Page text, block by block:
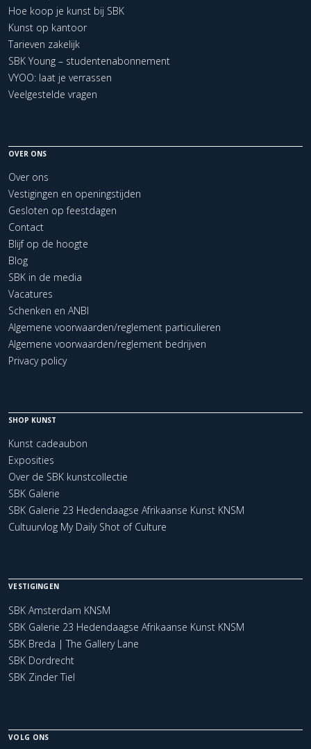
Kerncollectie
2 items. Pagina: 1
Hoe koop je kunst bij SBK
Kunst op kantoor
Tarieven zakelijk
SBK Young – studentenabonnement
VYOO: laat je verrassen
Veelgestelde vragen
OVER ONS
Over ons
Vestigingen en openingstijden
Gesloten op feestdagen
Contact
Blijf op de hoogte
Blog
SBK in de media
Vacatures
Schenken en ANBI
Algemene voorwaarden/reglement particulieren
Algemene voorwaarden/reglement bedrijven
Privacy policy
SHOP KUNST
Kunst cadeaubon
Exposities
Over de SBK kunstcollectie
SBK Galerie
SBK Galerie 23 Hedendaagse Afrikaanse Kunst KNSM
Cultuurvlog My Daily Shot of Culture
VESTIGINGEN
SBK Amsterdam KNSM
SBK Galerie 23 Hedendaagse Afrikaanse Kunst KNSM
SBK Breda | The Gallery Lane
SBK Dordrecht
SBK Zinder Tiel
VOLG ONS